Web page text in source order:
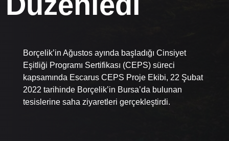
Borçelik’in Ağustos ayında başladığı Cinsiyet
Eşitliği Programı Sertifikası (CEPS) süreci
kapsamında Escarus CEPS Proje Ekibi, 22 Şubat
2022 tarihinde Borçelik’in Bursa’da bulunan
tesislerine saha ziyaretleri gerçekleştirdi.